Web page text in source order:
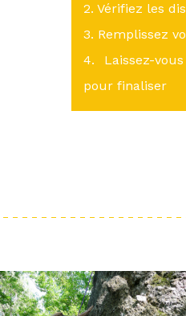
2. Vérifiez les
3. Remplissez
4. Laissez-
pour finaliser